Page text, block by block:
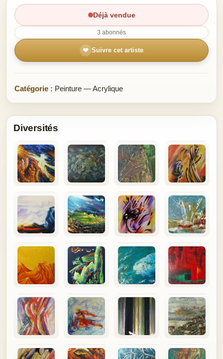
Déjà vendue
3 abonnés
❤ Suivre cet artiste
Catégorie : Peinture — Acrylique
Diversités